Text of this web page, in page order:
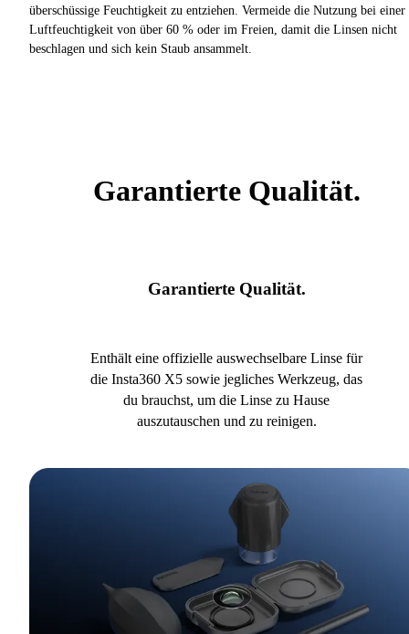
überschüssige Feuchtigkeit zu entziehen. Vermeide die Nutzung bei einer
Luftfeuchtigkeit von über 60 % oder im Freien, damit die Linsen nicht
beschlagen und sich kein Staub ansammelt.
Garantierte Qualität.
Garantierte Qualität.
Enthält eine offizielle auswechselbare Linse für
die Insta360 X5 sowie jegliches Werkzeug, das
du brauchst, um die Linse zu Hause
auszutauschen und zu reinigen.